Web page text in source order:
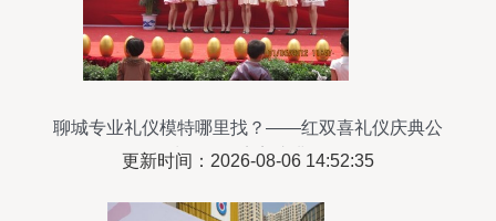
聊城专业礼仪模特哪里找？——红双喜礼仪庆典公
司为您呈现完美庆典形象
更新时间：2026-08-06 14:52:35